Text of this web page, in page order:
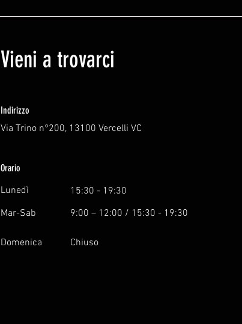
Vieni a trovarci
Indirizzo
Via Trino n°200, 13100 Vercelli VC
Orario
Lunedì
15:30 - 19:30
Mar-Sab
9:00 – 12:00 / 15:30 - 19:30
Domenica Chiuso